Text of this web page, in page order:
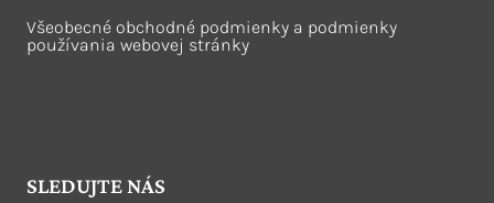
Všeobecné obchodné podmienky a podmienky
používania webovej stránky
SLEDUJTE NÁS